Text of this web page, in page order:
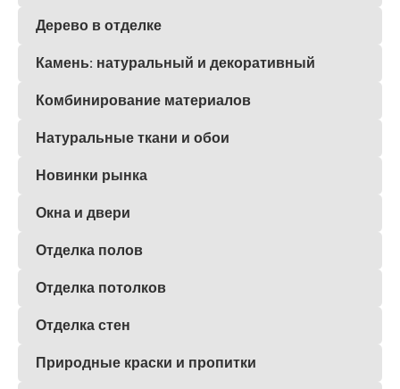
Дерево в отделке
Камень: натуральный и декоративный
Комбинирование материалов
Натуральные ткани и обои
Новинки рынка
Окна и двери
Отделка полов
Отделка потолков
Отделка стен
Природные краски и пропитки